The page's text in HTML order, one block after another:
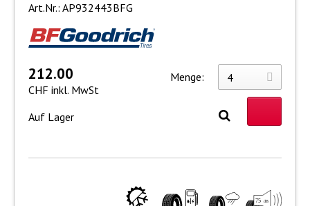
Art.Nr.: AP932443BFG
212.00
CHF inkl. MwSt
Menge:
Auf Lager